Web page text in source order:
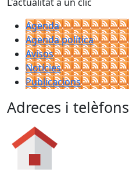
Agenda
Agenda política
Avisos
Notícies
Publicacions
Adreces i telèfons